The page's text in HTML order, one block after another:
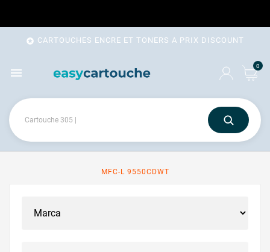
 CARTOUCHES ENCRE ET TONERS A PRIX DISCOUNT
 0
MFC-L 9550CDWT